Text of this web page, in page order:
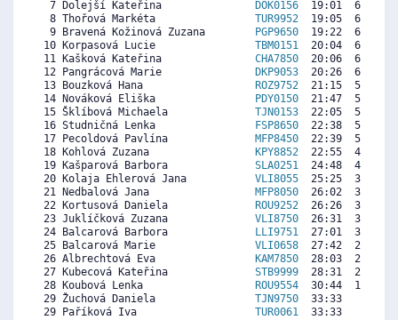
  7 Dolejší Kateřina
DOK0156
19:01  6730
  8 Thořová Markéta
TUR9952
19:05  6699
  9 Bravená Kožinová Zuzana
PGP9650
19:22  6569
10 Korpasová Lucie TBM0151
20:04  6248
11 Kašková Kateřina CHA7850
20:06  6233
12 Pangrácová Marie
DKP9053
20:26  6080
13 Bouzková Hana
ROZ9752
21:15  5705
14 Nováková Eliška
PDY0150
21:47  5460
15 Šklíbová Michaela TJN0153
22:05  5322
16 Studničná Lenka
FSP8650
22:38  5070
17 Pecoldová Pavlína MFP8450
22:39  5062
18 Kohlová Zuzana
KPY8852
22:55  4940
19 Kašparová Barbora SLA0251
24:48  4075
20 Kolaja Ehlerová Jana VLI8055
25:25  3792
21 Nedbalová Jana MFP8050
26:02  3509
22 Kortusová Daniela
ROU9252
26:26  3326
23 Juklíčková Zuzana VLI8750
26:31  3287
24 Balcarová Barbora
LLI9751
27:01  3058
25 Balcarová Marie VLI0658
27:42  2744
26 Albrechtová Eva
KAM7850
28:03  2583
27 Kubecová Kateřina STB9999
28:31  2369
28 Koubová Lenka
ROU9554
30:44  1352
29 Žuchová Daniela TJN9750
33:33    59
29 Paříková Iva TUR0061
33:33    59